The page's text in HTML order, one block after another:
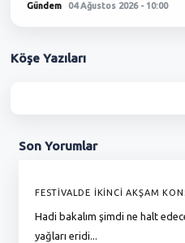
Gündem 04 Ağustos 2026 - 10:00
Köşe Yazıları
Son Yorumlar
FESTİVALDE İKİNCİ AKŞAM
Hadi bakalım şimdi ne halt
yağları eridi...